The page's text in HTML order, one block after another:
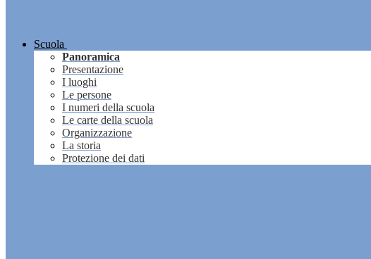
Scuola
Panoramica
Presentazione
I luoghi
Le persone
I numeri della scuola
Le carte della scuola
Organizzazione
La storia
Protezione dei dati